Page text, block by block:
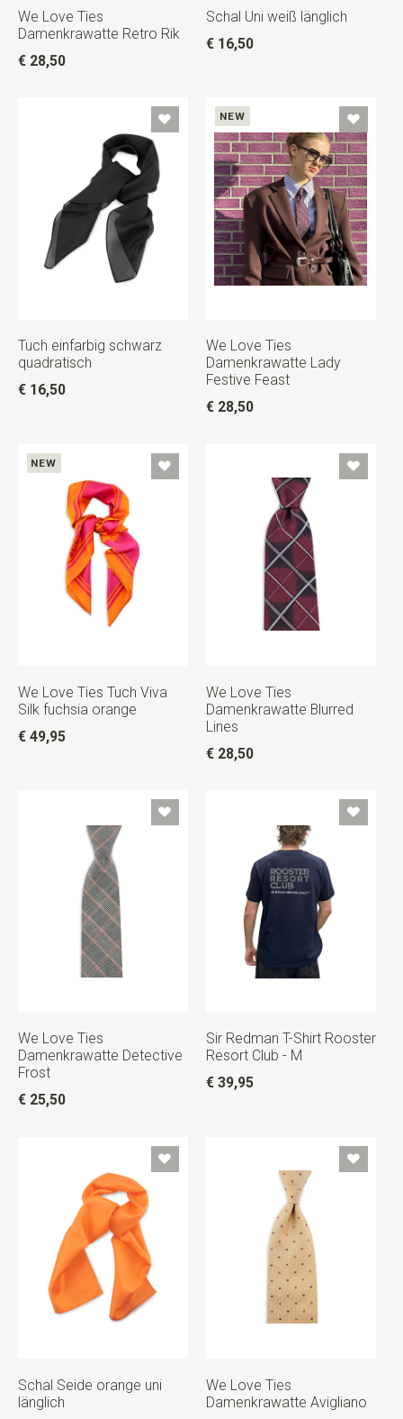
We Love Ties
Damenkrawatte Retro Rik
€ 28,50
Schal Uni weiß länglich
€ 16,50
Tuch einfarbig schwarz
quadratisch
€ 16,50
NEW
We Love Ties
Damenkrawatte Lady
Festive Feast
€ 28,50
NEW
We Love Ties Tuch Viva
Silk fuchsia orange
€ 49,95
We Love Ties
Damenkrawatte Blurred
Lines
€ 28,50
We Love Ties
Damenkrawatte Detective
Frost
€ 25,50
Sir Redman T-Shirt Rooster
Resort Club - M
€ 39,95
Schal Seide orange uni
länglich
We Love Ties
Damenkrawatte Avigliano